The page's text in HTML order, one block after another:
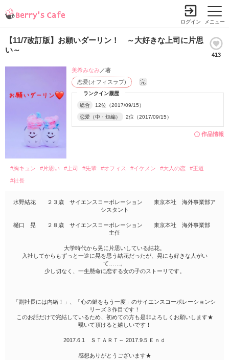
メニュー
ログイン
【11/7改訂版】お願いダーリン！ ～大好きな上司に片思
い～
413
作品情報
ランクイン履歴
総合 12位（2017/09/15）
恋愛（中・短編） 2位（2017/09/15）
恋愛(オフィスラブ) 完
美希みなみ／著
#胸キュン #片思い #上司 #先輩 #オフィス #イケメン #大人の恋
#王道
#社長
水野結花 ２３歳 サイエンスコーポレーション 東京本社 海外事業部ア
シスタント
樋口 晃 ２８歳 サイエンスコーポレーション 東京本社 海外事業部
主任
大学時代から晃に片思いしている結花。
入社してからもずっと一途に晃を思う結花だったが、晃にも好きな人がい
て……。
少し切なく、一生懸命に恋する女の子のストーリです。
「副社長には内緒！」、「心の鍵をもう一度」のサイエンスコーポレーションシ
リーズ３作目です！
このお話だけで完結しているため、初めての方も是非よろしくお願いします★
覗いて頂けると嬉しいです！
2017.6.1 ＳＴＡＲＴ～ 2017.9.5 Ｅｎｄ
感想ありがとうございます★